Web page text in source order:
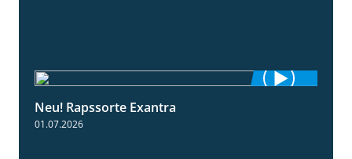
Neu! Rapssorte Exantra
01.07.2026